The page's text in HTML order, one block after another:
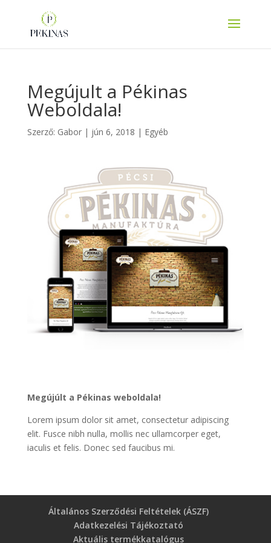
Megújult a Pékinas
Weboldala!
Szerző: Gabor| jún 6, 2018 | Egyéb
Megújúlt a Pékinas weboldala!
Lorem ipsum dolor sit amet, consectetur adipiscing
elit. Fusce nibh nulla, mollis nec ullamcorper eget,
iaculis et felis. Donec sed faucibus mi.
Általános Szerződési Feltételek (ÁSZF)
Adatkezelési Tájékoztató
Aktuális termékkatalógus